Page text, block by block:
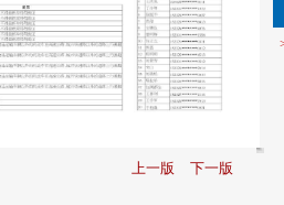
上一版 下一版